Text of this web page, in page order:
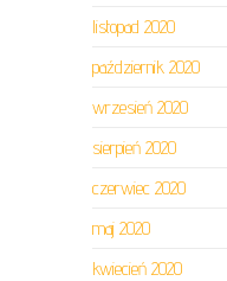
listopad 2020
październik 2020
wrzesień 2020
sierpień 2020
czerwiec 2020
maj 2020
kwiecień 2020